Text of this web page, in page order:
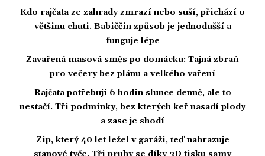
Kdo rajčata ze zahrady zmrazí nebo suší, přichází o
většinu chuti. Babiččin způsob je jednodušší a
funguje lépe
Zavařená masová směs po domácku: Tajná zbraň
pro večery bez plánu a velkého vaření
Rajčata potřebují 6 hodin slunce denně, ale to
nestačí. Tři podmínky, bez kterých keř nasadí plody
a zase je shodí
Zip, který 40 let ležel v garáži, teď nahrazuje